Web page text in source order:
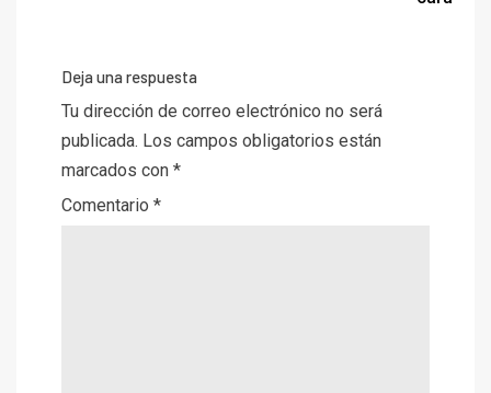
Deja una respuesta
Tu dirección de correo electrónico no será
publicada. Los campos obligatorios están
marcados con *
Comentario *